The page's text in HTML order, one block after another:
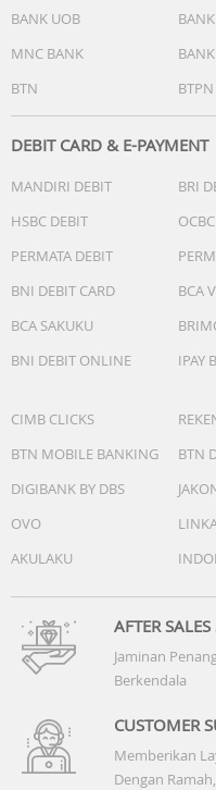
BANK UOB
MNC BANK
BTN
BTPN
DEBIT CARD & E-PAYMENT
MANDIRI DEBIT BRI
HSBC DEBIT
PERMATA DEBIT
BNI DEBIT CARD
BCA
BCA SAKUKU
BNI DEBIT ONLINE
IPAY
CIMB CLICKS
BTN MOBILE BANKING
BTN
DIGIBANK BY DBS
OVO
AKULAKU
AFTER SALES
Jaminan
Berkendala
CUSTOMER
Memberikan
Dengan